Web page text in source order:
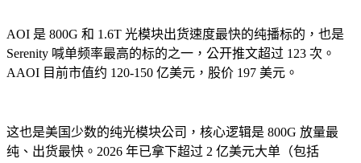
AOI 是 800G 和 1.6T 光模块出货速度最快的纯播标的，也是
Serenity 喊单频率最高的标的之一，公开推文超过 123 次。
AAOI 目前市值约 120-150 亿美元，股价 197 美元。
这也是美国少数的纯光模块公司，核心逻辑是 800G 放量最
纯、出货最快。2026 年已拿下超过 2 亿美元大单（包括